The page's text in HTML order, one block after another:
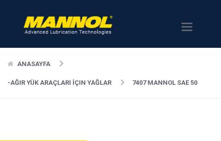
Menü
ANASAYFA
-AĞIR YÜK ARAÇLARI İÇIN YAĞLAR 7407 MANNOL SAE 50